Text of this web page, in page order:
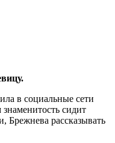
в социальные сети
сидит
Брежнева рассказывать